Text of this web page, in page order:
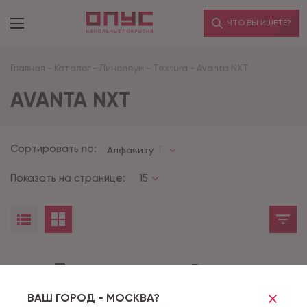
ВАШ ГОРОД - МОСКВА?
ЧТО ВЫ ИЩЕТЕ?
Главная - Каталог - Линолеум - Textura - Avanta NXT
AVANTA NXT
Сортировать по: Алфавиту
Показать на странице: 15
Товары не найдены